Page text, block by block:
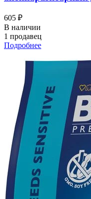
605 ₽
В наличии
1 продавец
Подробнее